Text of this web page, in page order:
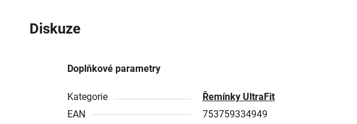
Diskuze
Doplňkové parametry
Kategorie
Řemínky UltraFit
EAN
753759334949